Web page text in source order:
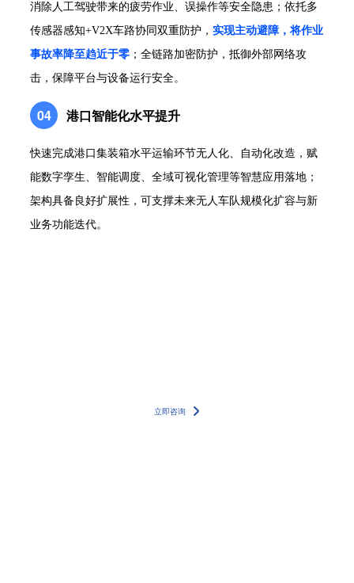
消除人工驾驶带来的疲劳作业、误操作等安全隐患；依托多
传感器感知+V2X车路协同双重防护， 实现主动避障，将作业
事故率降至趋近于零 ；全链路加密防护，抵御外部网络攻
击，保障平台与设备运行安全。
04 港口智能化水平提升
快速完成港口集装箱水平运输环节无人化、自动化改造，赋
能数字孪生、智能调度、全域可视化管理等智慧应用落地；
架构具备良好扩展性，可支撑未来无人车队规模化扩容与新
业务功能迭代。
立即咨询